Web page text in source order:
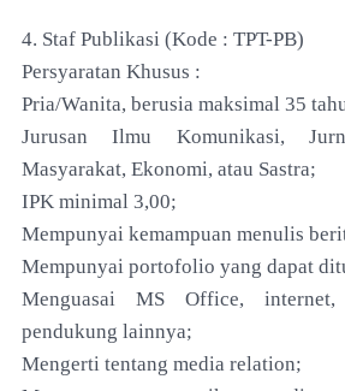
4. Staf Publikasi (Kode : TPT-PB)
Persyaratan Khusus :
Pria/Wanita, berusia maksimal 35
Jurusan Ilmu Komunikasi,
Masyarakat, Ekonomi, atau Sastra;
IPK minimal 3,00;
Mempunyai kemampuan menulis
Mempunyai portofolio yang dapat
Menguasai MS Office,
pendukung lainnya;
Mengerti tentang media relation;